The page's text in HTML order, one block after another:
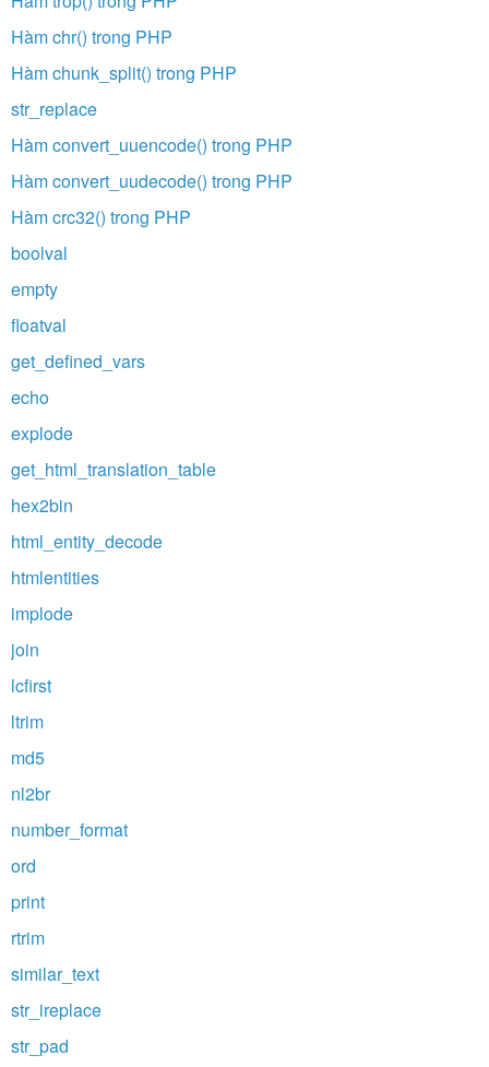
Hàm chr() trong PHP
Hàm chunk_split() trong PHP
str_replace
Hàm convert_uuencode() trong PHP
Hàm convert_uudecode() trong PHP
Hàm crc32() trong PHP
boolval
empty
floatval
get_defined_vars
echo
explode
get_html_translation_table
hex2bin
html_entity_decode
htmlentities
implode
join
lcfirst
ltrim
md5
nl2br
number_format
ord
print
rtrim
similar_text
str_ireplace
str_pad